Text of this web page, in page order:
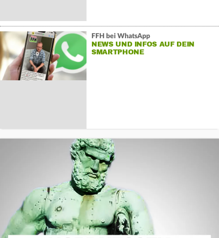
FFH bei WhatsApp
NEWS UND INFOS AUF DEIN
SMARTPHONE